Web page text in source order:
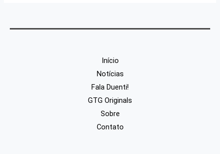
Início
Notícias
Fala Duenti!
GTG Originals
Sobre
Contato